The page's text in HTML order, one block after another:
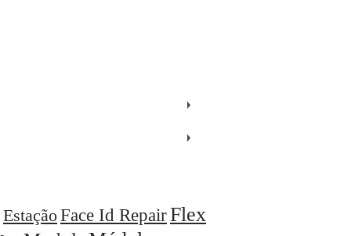
EstaçãoFace Id RepairFlex